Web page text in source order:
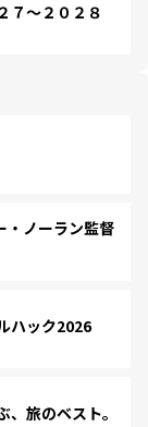
～２０２８
ノーラン監督
ハック2026
旅のベスト。